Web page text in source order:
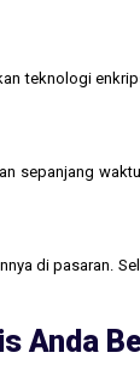
teknologi
sepanjang
di pasaran.
Anda